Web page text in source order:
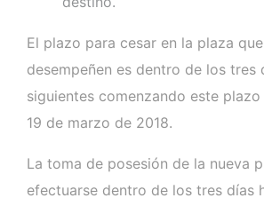
El plazo para cesar en la plaza
desempeñen es dentro de los tres
siguientes comenzando este
19 de marzo de 2018.
La toma de posesión de la nueva
efectuarse dentro de los tres días